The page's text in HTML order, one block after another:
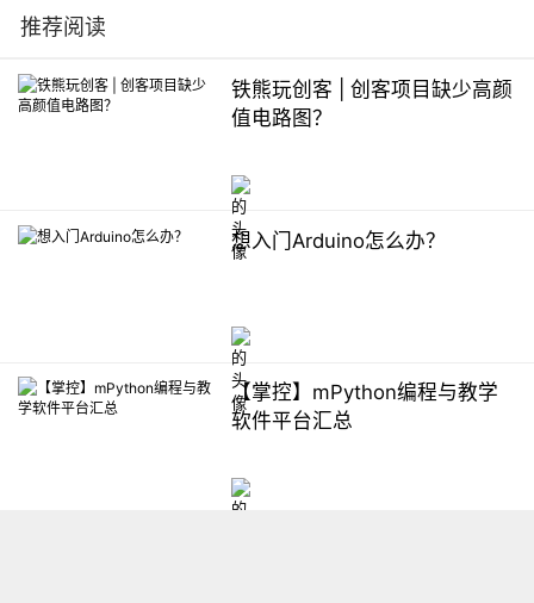
推荐阅读
铁熊玩创客 | 创客项目缺少高颜
值电路图？
想入门Arduino怎么办？
【掌控】mPython编程与教学
软件平台汇总